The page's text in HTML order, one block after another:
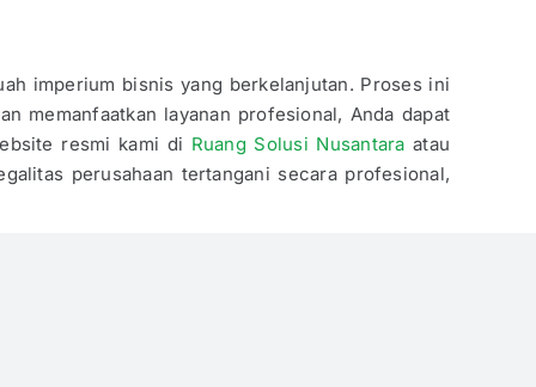
imperium bisnis yang berkelanjutan. Proses ini
memanfaatkan layanan profesional, Anda dapat
resmi kami di Ruang Solusi Nusantara atau
perusahaan tertangani secara profesional,